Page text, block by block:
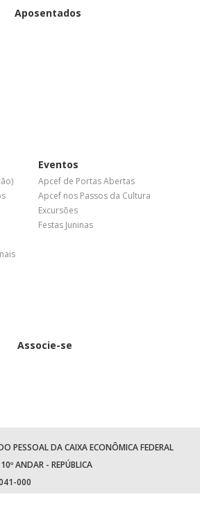
Aposentados
Eventos
Apcef de Portas Abertas
Apcef nos Passos da Cultura
Excursões
Festas Juninas
Associe-se
PESSOAL DA CAIXA ECONÔMICA FEDERAL
ANDAR - REPÚBLICA
000